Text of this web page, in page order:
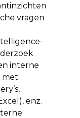
vragen
interne
met
enz.